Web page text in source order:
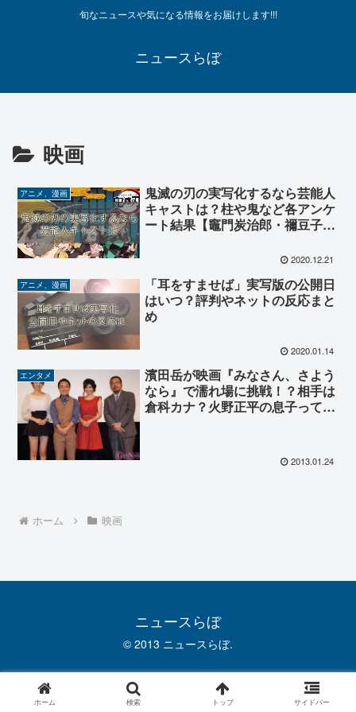
旬なニュースや気になる情報をお届けします!!!
ニュースらぼ
映画
アニメ、漫画
鬼滅の刃の実写化するなら芸能人
キャストは？柱や鬼など各アンケ
ート結果【竈門炭治郎・禰豆子・
2020.12.21
アニメ、漫画
「耳をすませば」実写版の公開日
はいつ？評判やネットの反応まと
め
2020.01.14
エンタメ
濱田岳が映画『みなさん、さよう
なら』で濡れ場に挑戦！？相手は
倉科カナ？火野正平の息子ってホ
2013.01.24
ホーム 映画
ニュースらぼ
© 2013 ニュースらぼ.
ホーム 検索 トップ サイドバー